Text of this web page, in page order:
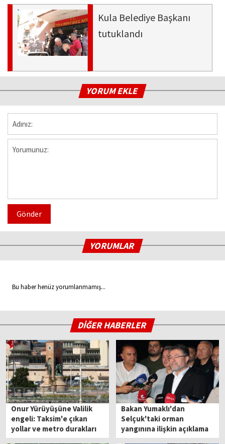
Kula Belediye Başkanı
tutuklandı
YORUM EKLE
Gönder
YORUMLAR
Bu haber henüz yorumlanmamış...
DİĞER HABERLER
Onur Yürüyüşüne Valilik
engeli: Taksim'e çıkan
yollar ve metro durakları
kapatıldı
Bakan Yumaklı'dan
Selçuk'taki orman
yangınına ilişkin açıklama